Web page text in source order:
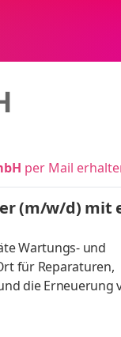
per Mail
(m/w/d) mit
Wartungs- und
für Reparaturen,
die Erneuerung
sie ein